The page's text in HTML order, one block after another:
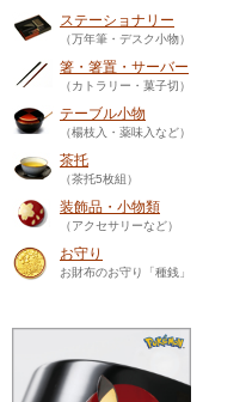
ステーショナリー
（万年筆・デスク小物）
箸・箸置・サーバー
（カトラリー・菓子切）
テーブル小物
（楊枝入・薬味入など）
茶托
（茶托5枚組）
装飾品・小物類
（アクセサリーなど）
お守り
お財布のお守り「種銭」